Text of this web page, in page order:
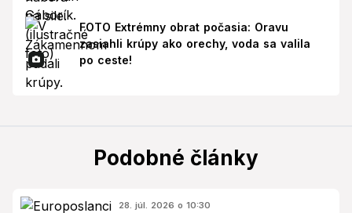
FOTO Extrémny obrat počasia: Oravu
zasiahli krúpy ako orechy, voda sa valila
po ceste!
Podobné články
28. júl. 2026 o 10:30